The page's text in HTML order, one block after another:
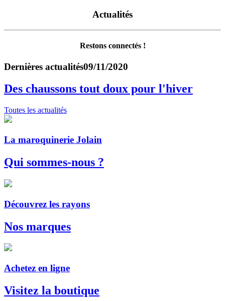
Actualités
Restons connectés !
Dernières actualités09/11/2020
Des chaussons tout doux pour l'hiver
Toutes les actualités
La maroquinerie Jolain
Qui sommes-nous ?
Découvrez les rayons
Nos marques
Achetez en ligne
Visitez la boutique